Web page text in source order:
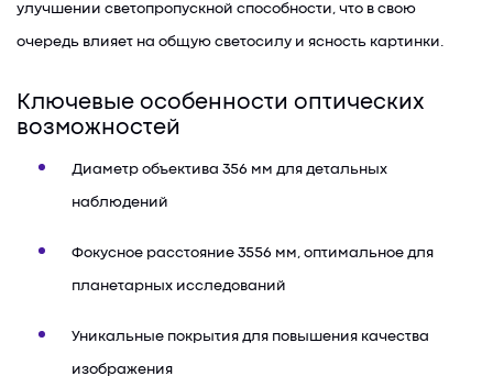
улучшении светопропускной способности, что в свою
очередь влияет на общую светосилу и ясность картинки.
Ключевые особенности оптических
возможностей
Диаметр объектива 356 мм для детальных
наблюдений
Фокусное расстояние 3556 мм, оптимальное для
планетарных исследований
Уникальные покрытия для повышения качества
изображения